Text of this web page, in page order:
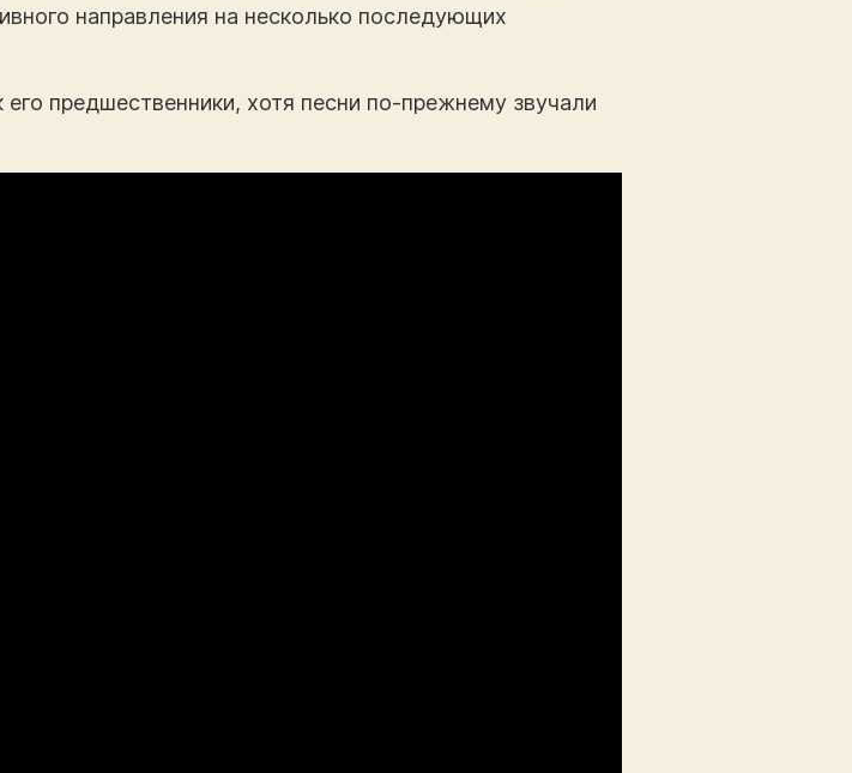
направления на несколько последующих
предшественники, хотя песни по-прежнему звучали